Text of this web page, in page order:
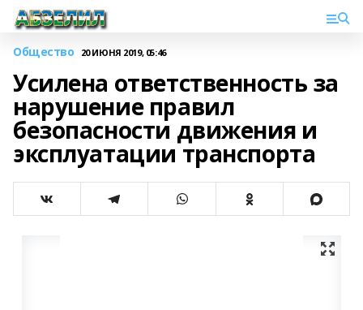
Общество 20 ИЮНЯ 2019, 05:46
Усилена ответственность за
нарушение правил
безопасности движения и
эксплуатации транспорта